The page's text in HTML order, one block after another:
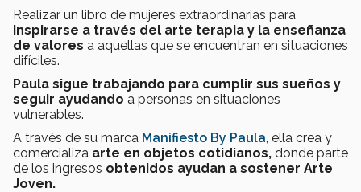
Realizar un libro de mujeres extraordinarias para
inspirarse a través del arte terapia y la enseñanza
de valores a aquellas que se encuentran en situaciones
difíciles.
Paula sigue trabajando para cumplir sus sueños y
seguir ayudando a personas en situaciones
vulnerables.
A través de su marca Manifiesto By Paula, ella crea y
comercializa arte en objetos cotidianos, donde parte
de los ingresos obtenidos ayudan a sostener Arte
Joven.